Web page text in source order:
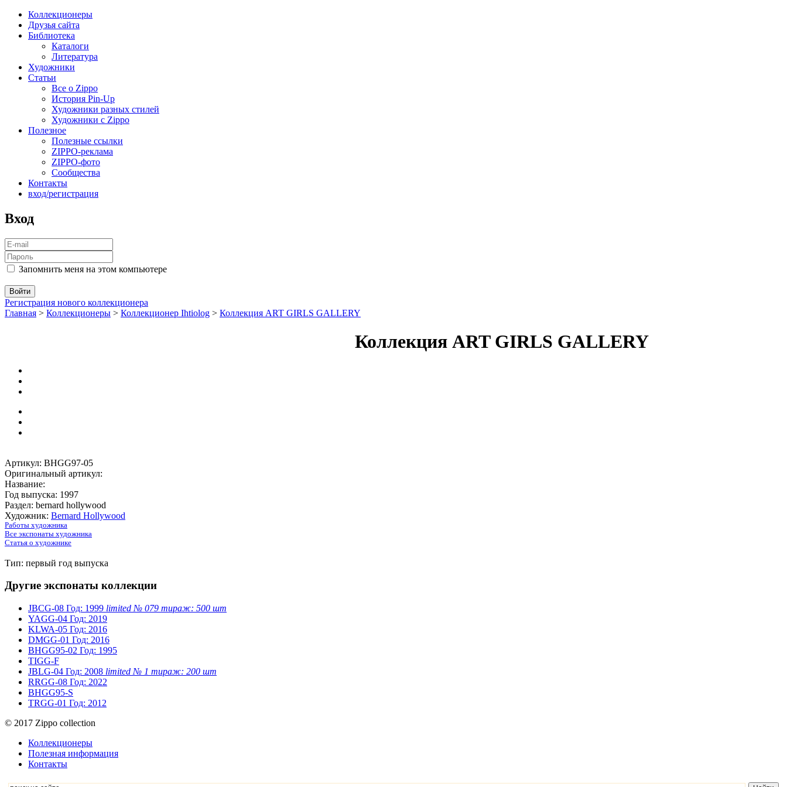
Коллекционеры
Друзья сайта
Библиотека
Каталоги
Литература
Художники
Статьи
Все о Zippo
История Pin-Up
Художники разных стилей
Художники с Zippo
Полезное
Полезные ссылки
ZIPPO-реклама
ZIPPO-фото
Сообщества
Контакты
вход/регистрация
Вход
Запомнить меня на этом компьютере
Регистрация нового коллекционера
Главная > Коллекционеры > Коллекционер Ihtiolog > Коллекция ART GIRLS GALLERY
Коллекция ART GIRLS GALLERY
Артикул: BHGG97-05
Оригинальный артикул:
Название:
Год выпуска: 1997
Раздел: bernard hollywood
Художник: Bernard Hollywood
Работы художника
Все экспонаты художника
Статья о художнике
Тип: первый год выпуска
Другие экспонаты коллекции
JBCG-08 Год: 1999 limited № 079 тираж: 500 шт
YAGG-04 Год: 2019
KLWA-05 Год: 2016
DMGG-01 Год: 2016
BHGG95-02 Год: 1995
TIGG-F
JBLG-04 Год: 2008 limited № 1 тираж: 200 шт
RRGG-08 Год: 2022
BHGG95-S
TRGG-01 Год: 2012
© 2017 Zippo collection
Коллекционеры
Полезная информация
Контакты